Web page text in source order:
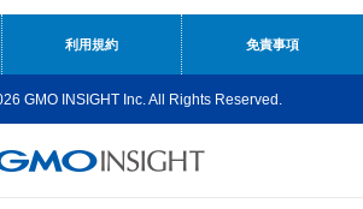
利用規約 免責事項
GMO INSIGHT Inc. All Rights Reserved.